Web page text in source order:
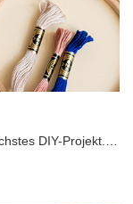
DIY-Projekt.…